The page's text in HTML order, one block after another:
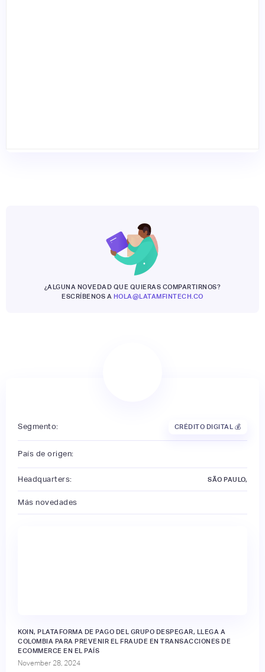
¿ALGUNA NOVEDAD QUE QUIERAS COMPARTIRNOS?
ESCRÍBENOS A HOLA@LATAMFINTECH.CO
Segmento: CRÉDITO DIGITAL 💰
País de origen:
Headquarters: SÃO PAULO,
Más novedades
KOIN, PLATAFORMA DE PAGO DEL GRUPO DESPEGAR, LLEGA A
COLOMBIA PARA PREVENIR EL FRAUDE EN TRANSACCIONES DE
ECOMMERCE EN EL PAÍS
November 28, 2024